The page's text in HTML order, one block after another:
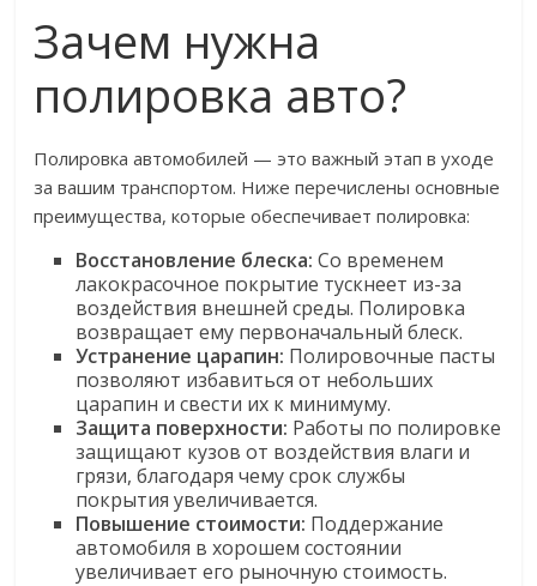
Зачем нужна
полировка авто?
Полировка автомобилей — это важный этап в уходе
за вашим транспортом. Ниже перечислены основные
преимущества, которые обеспечивает полировка:
Восстановление блеска: Со временем
лакокрасочное покрытие тускнеет из-за
воздействия внешней среды. Полировка
возвращает ему первоначальный блеск.
Устранение царапин: Полировочные пасты
позволяют избавиться от небольших
царапин и свести их к минимуму.
Защита поверхности: Работы по полировке
защищают кузов от воздействия влаги и
грязи, благодаря чему срок службы
покрытия увеличивается.
Повышение стоимости: Поддержание
автомобиля в хорошем состоянии
увеличивает его рыночную стоимость.